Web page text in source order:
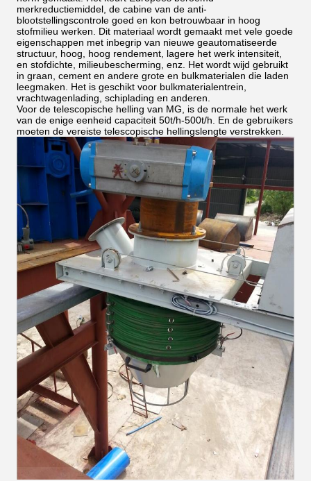
merkreductiemiddel, de cabine van de anti-
blootstellingscontrole goed en kon betrouwbaar in hoog
stofmilieu werken. Dit materiaal wordt gemaakt met vele goede
eigenschappen met inbegrip van nieuwe geautomatiseerde
structuur, hoog, hoog rendement, lagere het werk intensiteit,
en stofdichte, milieubescherming, enz. Het wordt wijd gebruikt
in graan, cement en andere grote en bulkmaterialen die laden
leegmaken. Het is geschikt voor bulkmaterialentrein,
vrachtwagenlading, schiplading en anderen.
Voor de telescopische helling van MG, is de normale het werk
van de enige eenheid capaciteit 50t/h-500t/h. En de gebruikers
moeten de vereiste telescopische hellingslengte verstrekken.